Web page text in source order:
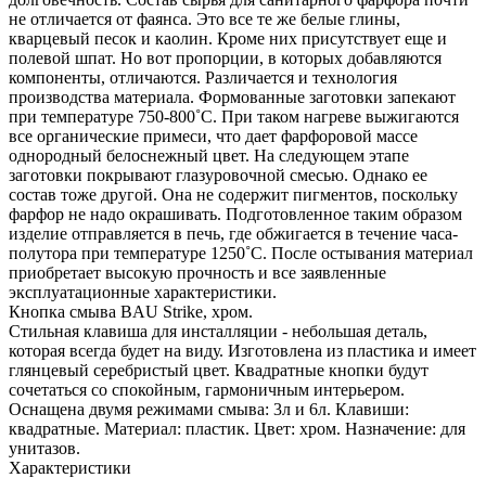
не отличается от фаянса. Это все те же белые глины,
кварцевый песок и каолин. Кроме них присутствует еще и
полевой шпат. Но вот пропорции, в которых добавляются
компоненты, отличаются. Различается и технология
производства материала. Формованные заготовки запекают
при температуре 750-800˚С. При таком нагреве выжигаются
все органические примеси, что дает фарфоровой массе
однородный белоснежный цвет. На следующем этапе
заготовки покрывают глазуровочной смесью. Однако ее
состав тоже другой. Она не содержит пигментов, поскольку
фарфор не надо окрашивать. Подготовленное таким образом
изделие отправляется в печь, где обжигается в течение часа-
полутора при температуре 1250˚С. После остывания материал
приобретает высокую прочность и все заявленные
эксплуатационные характеристики.
Кнопка смыва BAU Strike, хром.
Стильная клавиша для инсталляции - небольшая деталь,
которая всегда будет на виду. Изготовлена из пластика и имеет
глянцевый серебристый цвет. Квадратные кнопки будут
сочетаться со спокойным, гармоничным интерьером.
Оснащена двумя режимами смыва: 3л и 6л. Клавиши:
квадратные. Материал: пластик. Цвет: хром. Назначение: для
унитазов.
Характеристики